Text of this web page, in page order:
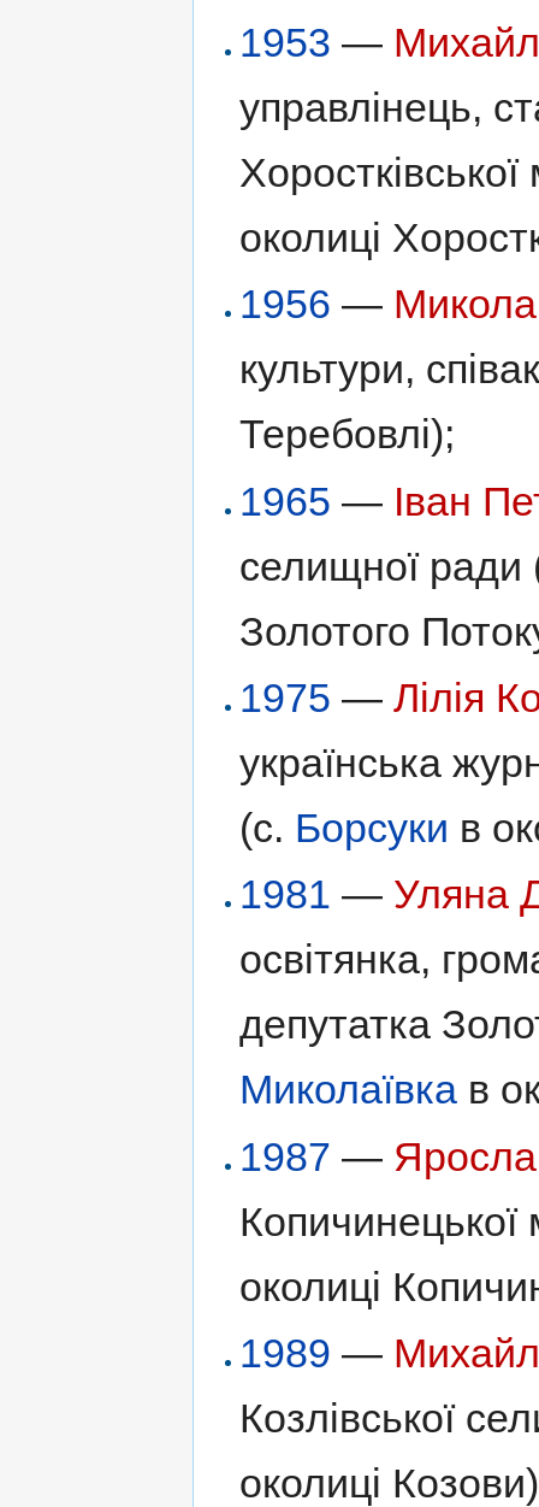
1953 —
управлінець,
околиці
1956 —
культури,
Теребовлі);
1965 — Іван
селищної ради
Золотого
1975 —Лілія
українська
(с. Борсуки в
1981 — Уляна
освітянка,
депутатка
Миколаївка в
1987 —
Копичинецької
околиці
1989 —
Козлівської
околиці Козови)